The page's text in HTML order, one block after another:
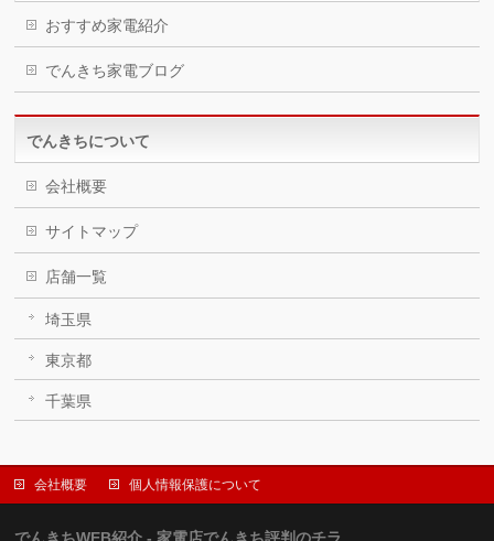
おすすめ家電紹介
でんきち家電ブログ
でんきちについて
会社概要
サイトマップ
店舗一覧
埼玉県
東京都
千葉県
会社概要 個人情報保護について